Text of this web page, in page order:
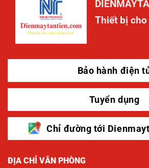
Thiết bị
Bảo hành điện
Tuyển dụng
Chỉ đường tới
ĐỊA CHỈ VĂN PHÒNG